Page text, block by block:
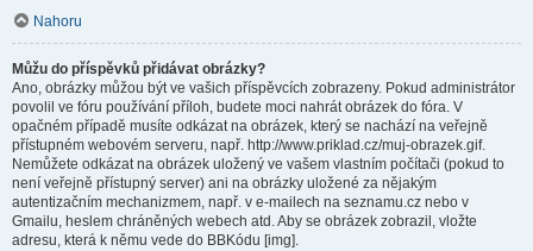
Nahoru
Můžu do příspěvků přidávat obrázky?
Ano, obrázky můžou být ve vašich příspěvcích zobrazeny. Pokud administrátor
povolil ve fóru používání příloh, budete moci nahrát obrázek do fóra. V
opačném případě musíte odkázat na obrázek, který se nachází na veřejně
přístupném webovém serveru, např. http://www.priklad.cz/muj-obrazek.gif.
Nemůžete odkázat na obrázek uložený ve vašem vlastním počítači (pokud to
není veřejně přístupný server) ani na obrázky uložené za nějakým
autentizačním mechanizmem, např. v e-mailech na seznamu.cz nebo v
Gmailu, heslem chráněných webech atd. Aby se obrázek zobrazil, vložte
adresu, která k němu vede do BBKódu [img].